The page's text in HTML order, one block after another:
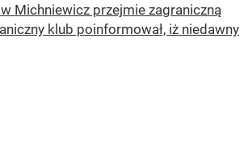
Michniewicz przejmie zagraniczną
klub poinformował, iż niedawny